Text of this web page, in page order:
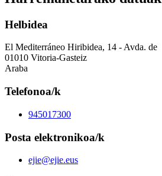
Helbidea
El Mediterráneo Hiribidea, 14 - Avda. de
01010 Vitoria-Gasteiz
Araba
Telefonoa/k
945017300
Posta elektronikoa/k
ejie@ejie.eus